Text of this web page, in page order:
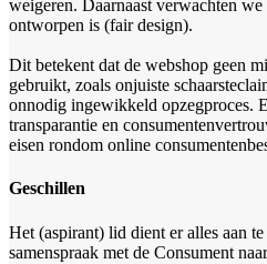
weigeren. Daarnaast verwachten
ontworpen is (fair design).
Dit betekent dat de webshop geen
gebruikt, zoals onjuiste
onnodig ingewikkeld opzegproces.
transparantie en
eisen rondom online
Geschillen
Het (aspirant) lid dient er alles aan
samenspraak met de Consument